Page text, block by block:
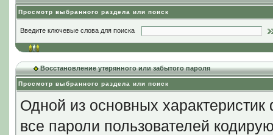
Просмотр выбранного раздела или поиск
Введите ключевые слова для поиска
Восстановление утерянного или забытого пароля
Просмотр выбранного раздела или поиск
Одной из основных
все пароли пользователей